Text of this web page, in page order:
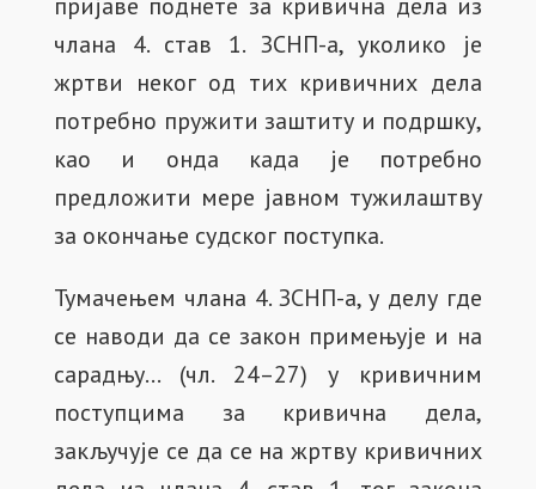
члана 4. став 1. ЗСНП-а, уколико је
жртви неког од тих кривичних дела
потребно пружити заштиту и подршку,
као и онда када је потребно
предложити мере јавном тужилаштву
за окончање судског поступка.
Тумачењем члана 4. ЗСНП-а, у делу где
се наводи да се закон примењује и на
сарадњу… (чл. 24–27) у кривичним
поступцима за кривична дела,
закључује се да се на жртву кривичних